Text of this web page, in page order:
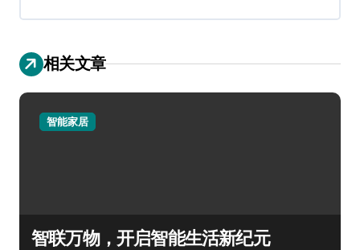
相关文章
智能家居
智联万物，开启智能生活新纪元